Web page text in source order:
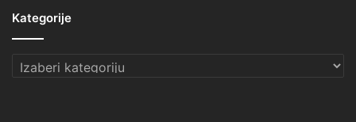
Kategorije
Kategorije